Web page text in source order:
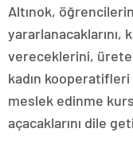
Altınok,
yararlanacaklarını,
vereceklerini,
kadın
meslek edinme
açacaklarını dile